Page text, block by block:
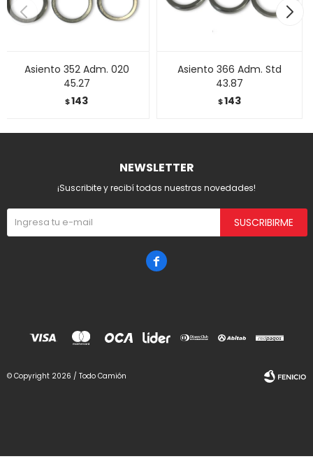
Asiento 352 Adm. 020
45.27
$143
Asiento 366 Adm. Std
43.87
$143
NEWSLETTER
¡Suscribite y recibí todas nuestras novedades!
SUSCRIBIRME

© Copyright 2026 / Todo Camión